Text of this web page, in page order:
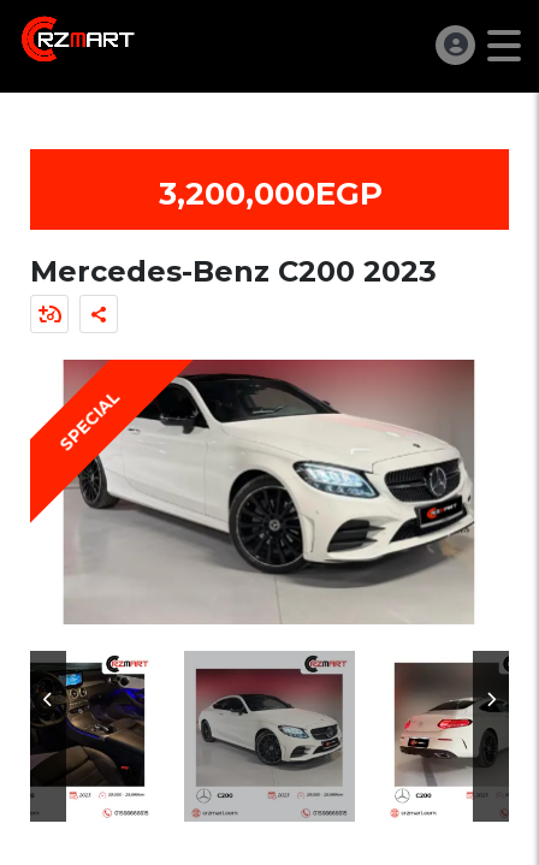
3,200,000EGP
Mercedes-Benz C200 2023
SPECIAL